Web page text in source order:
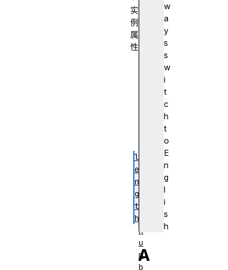
w
a
y
s
s
w
i
t
c
h
t
o
E
n
g
l
i
s
h
A
实
例
属
性
l
e
n
g
t
h
n
u
m
b